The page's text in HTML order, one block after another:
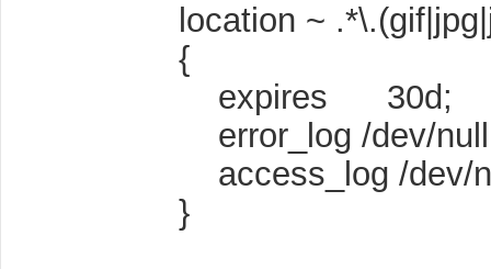
location ~
{
expires 30d;
error_log /dev/
access_log /dev/
}